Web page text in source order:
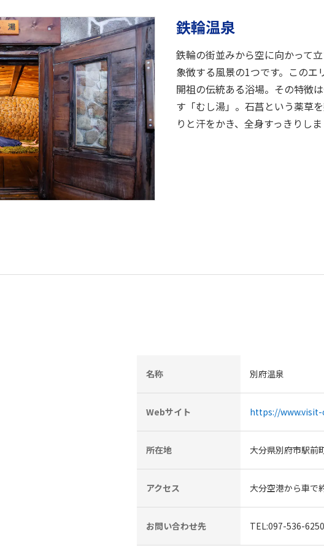
鉄輪温泉
鉄輪の街並みから空に向かって
象徴する風景の1つです。この
開祖の伝統ある浴場。その特徴
す「むし湯」。石菖という薬草
りと汗をかき、全身すっきりし
名称 別府温泉
Webサイト https://
所在地 大分県別府市駅前
アクセス 大分空港から車で
お問い合わせ先 TEL:097-536-